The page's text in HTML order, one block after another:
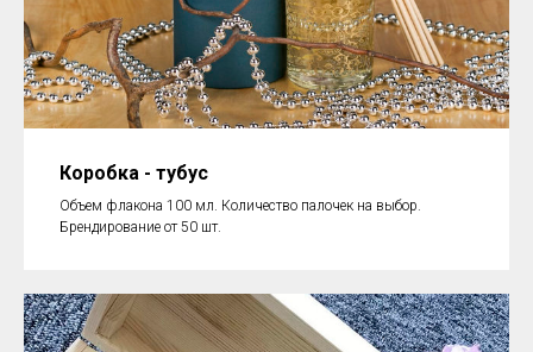
Коробка - тубус
Объем флакона 100 мл. Количество палочек на выбор.
Брендирование от 50 шт.